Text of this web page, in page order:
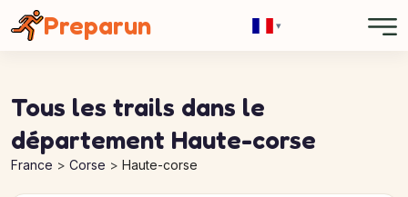
Preparun ▾
Tous les trails dans le
département Haute-corse
France Corse Haute-corse
Panneau de gestion des cookies